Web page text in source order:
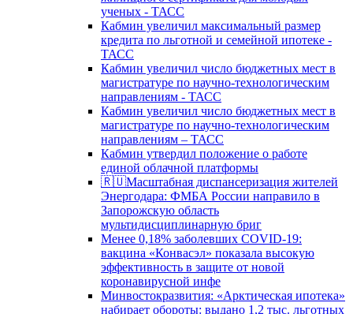
ученых - ТАСС
Кабмин увеличил максимальный размер
кредита по льготной и семейной ипотеке -
ТАСС
Кабмин увеличил число бюджетных мест в
магистратуре по научно-технологическим
направлениям - ТАСС
Кабмин увеличил число бюджетных мест в
магистратуре по научно-технологическим
направлениям – ТАСС
Кабмин утвердил положение о работе
единой облачной платформы
🇷🇺Масштабная диспансеризация жителей
Энергодара: ФМБА России направило в
Запорожскую область
мультидисциплинарную бриг
Менее 0,18% заболевших COVID-19:
вакцина «Конвасэл» показала высокую
эффективность в защите от новой
коронавирусной инфе
Минвостокразвития: «Арктическая ипотека»
набирает обороты: выдано 1,2 тыс. льготных